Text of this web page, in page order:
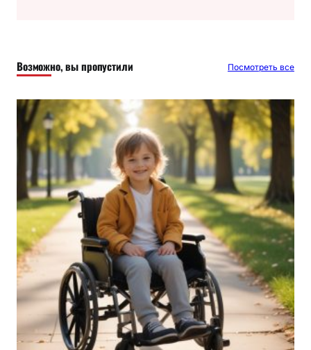
Возможно, вы пропустили Посмотреть все